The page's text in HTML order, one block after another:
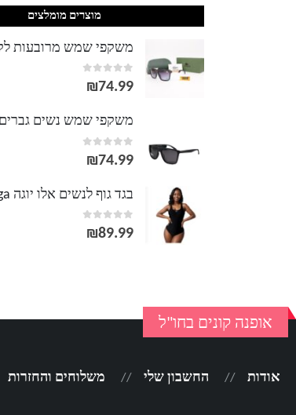
מוצרים מומלצים
0
out of 5
₪74.99
0
out of 5
₪74.99
בגד גוף לנשים אלו יוגה alo yoga
0
out of 5
₪89.99
אופנה קונים בחו"ל
אודות החשבון שלי משלוחים והחזרות